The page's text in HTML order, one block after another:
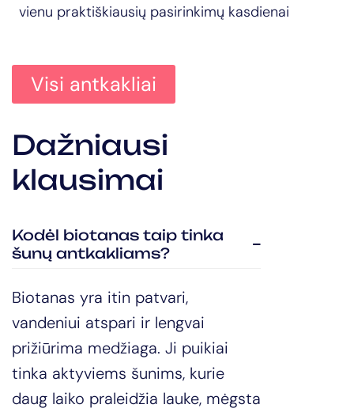
vienu praktiškiausių pasirinkimų kasdienai
Visi antkakliai
Dažniausi
klausimai
Kodėl biotanas taip tinka
šunų antkakliams?
Biotanas yra itin patvari,
vandeniui atspari ir lengvai
prižiūrima medžiaga. Ji puikiai
tinka aktyviems šunims, kurie
daug laiko praleidžia lauke, mėgsta